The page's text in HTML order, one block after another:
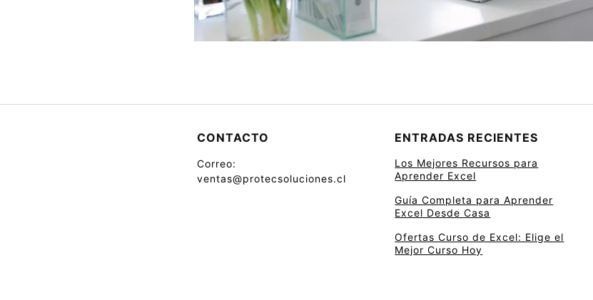
CONTACTO
Correo:
ventas@protecsoluciones.cl
ENTRADAS RECIENTES
Los Mejores Recursos para
Aprender Excel
Guía Completa para Aprender
Excel Desde Casa
Ofertas Curso de Excel: Elige el
Mejor Curso Hoy